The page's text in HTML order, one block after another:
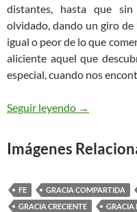
distantes, hasta que
olvidado, dando un giro
igual o peor de lo que
aliciente aquel que
especial, cuando nos
Seguir leyendo Un
→
Imágenes
FE GRACIA COMPARTIDA
GRACIA CRECIENTE
GRACIA